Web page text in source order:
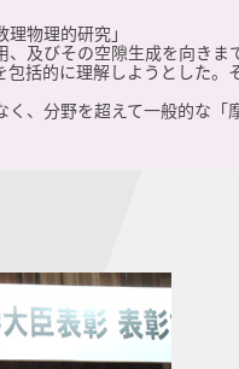
物理的研究」
及びその空隙生成を向き
括的に理解しようとした
、分野を超えて一般的な